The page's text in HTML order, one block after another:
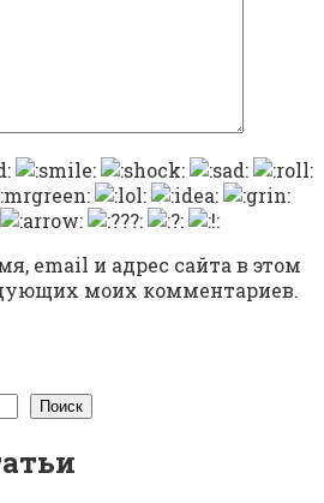
email и адрес сайта в этом
моих комментариев.
Поиск